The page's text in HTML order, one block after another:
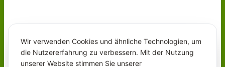
Wir verwenden Cookies und ähnliche Technologien, um
die Nutzererfahrung zu verbessern. Mit der Nutzung
unserer Website stimmen Sie unserer